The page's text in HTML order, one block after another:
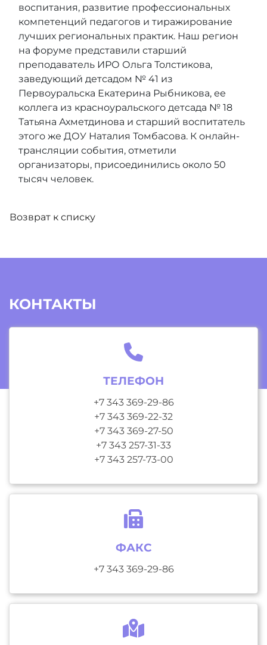
воспитания, развитие профессиональных
компетенций педагогов и тиражирование
лучших региональных практик. Наш регион
на форуме представили старший
преподаватель ИРО Ольга Толстикова,
заведующий детсадом № 41 из
Первоуральска Екатерина Рыбникова, ее
коллега из красноуральского детсада № 18
Татьяна Ахметдинова и старший воспитатель
этого же ДОУ Наталия Томбасова. К онлайн-
трансляции события, отметили
организаторы, присоединились около 50
тысяч человек.
Возврат к списку
КОНТАКТЫ
ТЕЛЕФОН
+7 343 369-29-86
+7 343 369-22-32
+7 343 369-27-50
+7 343 257-31-33
+7 343 257-73-00
ФАКС
+7 343 369-29-86